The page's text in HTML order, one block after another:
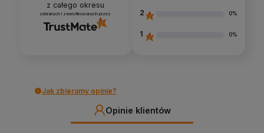
z całego okresu
zebranych i zweryfikowanych przez 2 0%
1 0%
Jak zbieramy opinie?
Opinie klientów